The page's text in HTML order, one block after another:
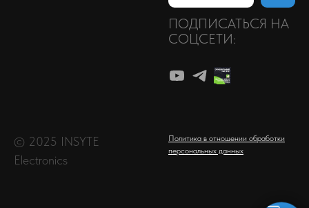
ПОДПИСАТЬСЯ НА
СОЦСЕТИ:
© 2025 INSYTE
Electronics
Политика в отношении обработки
персональных данных